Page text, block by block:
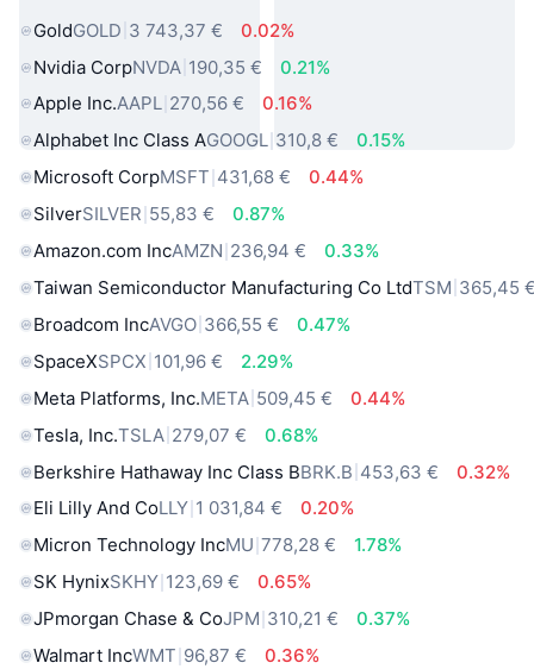
GoldGOLD 3 743,37 €
0.02%
Nvidia CorpNVDA 190,35 €
0.21%
Apple Inc.AAPL 270,56 €
0.16%
Alphabet Inc Class AGOOGL 310,8 €
0.15%
Microsoft CorpMSFT 431,68 €
0.44%
SilverSILVER 55,83 €
0.87%
Amazon.com IncAMZN 236,94 €
0.33%
Taiwan Semiconductor Manufacturing Co LtdTSM 365,45
Broadcom IncAVGO 366,55 €
0.47%
SpaceXSPCX 101,96 €
2.29%
Meta Platforms, Inc.META 509,45 €
0.44%
Tesla, Inc.TSLA 279,07 €
0.68%
Berkshire Hathaway Inc Class BBRK.B 453,63 €
0.32%
Eli Lilly And CoLLY 1 031,84 €
0.20%
Micron Technology IncMU 778,28 €
1.78%
SK HynixSKHY 123,69 €
0.65%
JPmorgan Chase & CoJPM 310,21 €
0.37%
Walmart IncWMT 96,87 € 0.36%